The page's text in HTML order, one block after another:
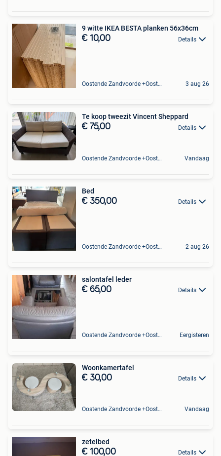
9 witte IKEA BESTA planken 56x36cm
€ 10,00 Details
Oostende Zandvoorde +Oostende 3 aug 26
Te koop tweezit Vincent Sheppard
€ 75,00 Details
Oostende Zandvoorde +Oostende Vandaag
Bed
€ 350,00 Details
Oostende Zandvoorde +Oostende 2 aug 26
salontafel leder
€ 65,00 Details
Oostende Zandvoorde +Oostende Eergisteren
Woonkamertafel
€ 30,00 Details
Oostende Zandvoorde +Oostende Vandaag
zetelbed
€ 100,00 Details